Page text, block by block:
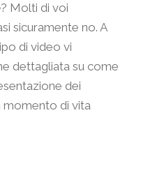
? Molti di voi
sicuramente no. A
di video vi
dettagliata su come
dei
momento di vita